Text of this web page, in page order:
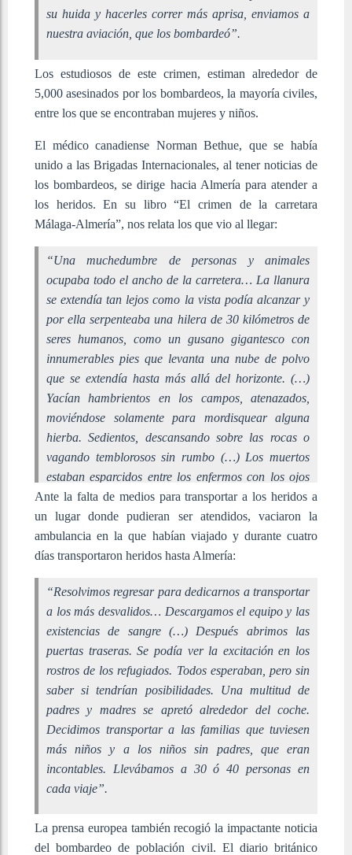
su huida y hacerles correr más aprisa, enviamos a
nuestra aviación, que los bombardeó”.
Los estudiosos de este crimen, estiman alrededor de
5,000 asesinados por los bombardeos, la mayoría civiles,
entre los que se encontraban mujeres y niños.
El médico canadiense Norman Bethue, que se había
unido a las Brigadas Internacionales, al tener noticias de
los bombardeos, se dirige hacia Almería para atender a
los heridos. En su libro “El crimen de la carretara
Málaga-Almería”, nos relata los que vio al llegar:
“Una muchedumbre de personas y animales
ocupaba todo el ancho de la carretera… La llanura
se extendía tan lejos como la vista podía alcanzar y
por ella serpenteaba una hilera de 30 kilómetros de
seres humanos, como un gusano gigantesco con
innumerables pies que levanta una nube de polvo
que se extendía hasta más allá del horizonte. (…)
Yacían hambrientos en los campos, atenazados,
moviéndose solamente para mordisquear alguna
hierba. Sedientos, descansando sobre las rocas o
vagando temblorosos sin rumbo (…) Los muertos
estaban esparcidos entre los enfermos con los ojos
abiertos al sol”.
Ante la falta de medios para transportar a los heridos a
un lugar donde pudieran ser atendidos, vaciaron la
ambulancia en la que habían viajado y durante cuatro
días transportaron heridos hasta Almería:
“Resolvimos regresar para dedicarnos a transportar
a los más desvalidos… Descargamos el equipo y las
existencias de sangre (…) Después abrimos las
puertas traseras. Se podía ver la excitación en los
rostros de los refugiados. Todos esperaban, pero sin
saber si tendrían posibilidades. Una multitud de
padres y madres se apretó alrededor del coche.
Decidimos transportar a las familias que tuviesen
más niños y a los niños sin padres, que eran
incontables. Llevábamos a 30 ó 40 personas en
cada viaje”.
La prensa europea también recogió la impactante noticia
del bombardeo de población civil. El diario británico